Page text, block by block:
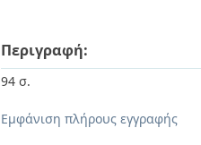
Περιγραφή:
94 σ.
Εμφάνιση πλήρους εγγραφής